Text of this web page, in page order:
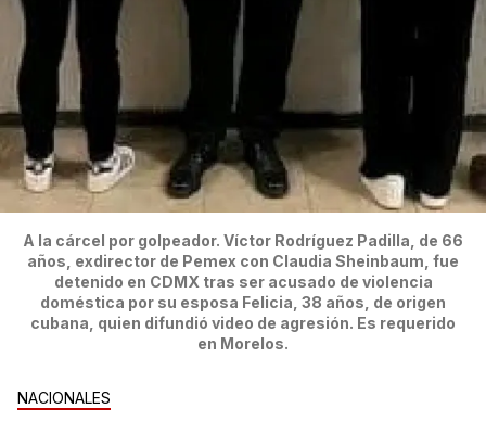
NACIONALES
A la cárcel por golpeador. Víctor Rodríguez Padilla, de 66
años, exdirector de Pemex con Claudia Sheinbaum, fue
detenido en CDMX tras ser acusado de violencia
doméstica por su esposa Felicia, 38 años, de origen
cubana, quien difundió video de agresión. Es requerido
en Morelos.